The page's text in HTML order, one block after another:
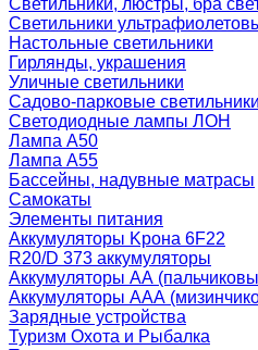
Светильники, люстры, бра
Светильники
Настольные светильники
Гирлянды, украшения
Уличные светильники
Садово-парковые светильники
Светодиодные лампы ЛОН
Лампа A50
Лампа A55
Бассейны, надувные матрасы
Самокаты
Элементы питания
Аккумуляторы Kрона 6F22
R20/D 373 аккумуляторы
Аккумуляторы AA
Аккумуляторы AAA
Зарядные устройства
Туризм Охота и Рыбалка